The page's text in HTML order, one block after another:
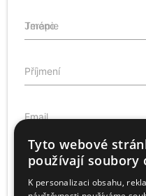
Terapie
Jméno
Příjmení
Email
Telefon
Tyto webové
používají soubory
K personalizaci obsahu,